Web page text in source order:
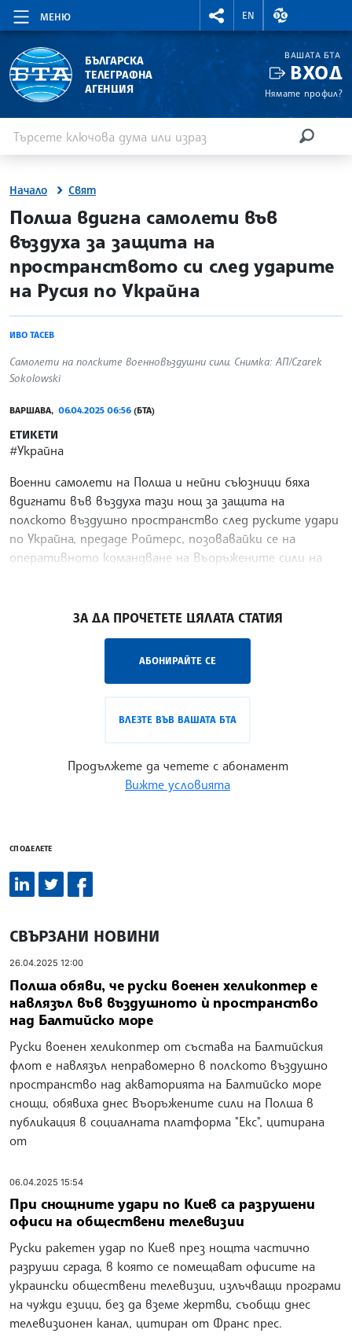
МЕНЮ
RIGHTMENU.SOCIAL
EN
ВАЛУТНИ
БЪЛГАРСКА
ТЕЛЕГРАФНА
АГЕНЦИЯ
ВАШАТА БТА
ВХОД
Нямате профил?
Начало Свят
site.bta
Полша вдигна самолети във
въздуха за защита на
пространството си след ударите
на Русия по Украйна
ИВО ТАСЕВ
Самолети на полските военновъздушни сили. Снимка: АП/Czarek
Sokolowski
ВАРШАВА, 06.04.2025 06:56 (БТА)
ЕТИКЕТИ
#Украйна
Военни самолети на Полша и нейни съюзници бяха
вдигнати във въздуха тази нощ за защита на
полското въздушно пространство след руските удари
по Украйна, предаде Ройтерс, позовавайки се на
оперативното командване на Въоръжените сили на
ЗА ДА ПРОЧЕТЕТЕ ЦЯЛАТА СТАТИЯ
АБОНИРАЙТЕ СЕ
ВЛЕЗТЕ ВЪВ ВАШАТА БТА
Продължете да четете с абонамент
Вижте условията
СПОДЕЛЕТЕ
СВЪРЗАНИ НОВИНИ
26.04.2025 12:00
Полша обяви, че руски военен хеликоптер е
навлязъл във въздушното ѝ пространство
над Балтийско море
Руски военен хеликоптер от състава на Балтийския
флот е навлязъл неправомерно в полското въздушно
пространство над акваторията на Балтийско море
снощи, обявиха днес Въоръжените сили на Полша в
публикация в социалната платформа "Екс", цитирана
от
06.04.2025 15:54
При снощните удари по Киев са разрушени
офиси на обществени телевизии
Руски ракетен удар по Киев през нощта частично
разруши сграда, в която се помещават офисите на
украински обществени телевизии, излъчващи програми
на чужди езици, без да вземе жертви, съобщи днес
телевизионен канал, цитиран от Франс прес.